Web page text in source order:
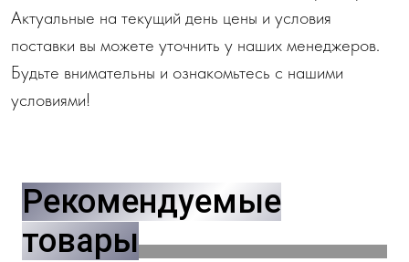
Актуальные на текущий день цены и условия
поставки вы можете уточнить у наших менеджеров.
Будьте внимательны и ознакомьтесь с нашими
условиями!
Рекомендуемые
товары